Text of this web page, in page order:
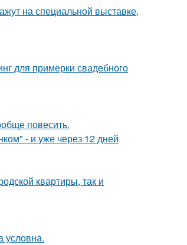
на специальной выставке,
для примерки свадебного
повесить.
- и уже через 12 дней
квартиры, так и
условна.